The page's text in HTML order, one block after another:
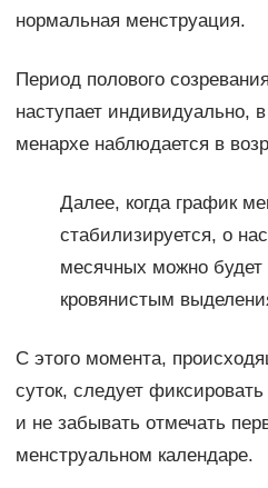
нормальная менструация.
Период полового
наступает индивидуально,
менархе наблюдается в
Далее, когда график
стабилизируется, о
месячных можно будет
кровянистым
С этого момента,
суток, следует
и не забывать отмечать
менструальном календаре.